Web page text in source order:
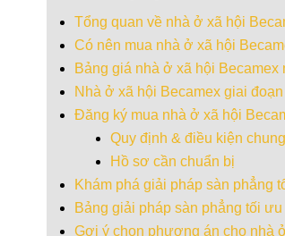
Tổng quan về nhà ở xã hội
Có nên mua nhà ở xã hội
Bảng giá nhà ở xã hội Becamex
Nhà ở xã hội Becamex giai
Đăng ký mua nhà ở xã hội
Quy định & điều kiện chung
Hồ sơ cần chuẩn bị
Khám phá giải pháp sàn phẳng
Bảng giải pháp sàn phẳng tối
Gợi ý chọn phương án cho nhà